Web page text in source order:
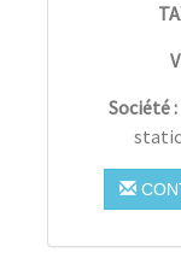
Société :